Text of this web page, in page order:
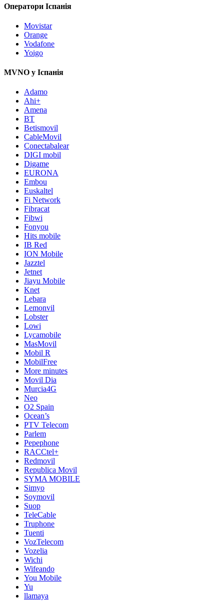
Оператори Іспанія
Movistar
Orange
Vodafone
Yoigo
MVNO у Іспанія
Adamo
Ahi+
Amena
BT
Betismovil
CableMovil
Conectabalear
DIGI mobil
Digame
EURONA
Embou
Euskaltel
Fi Network
Fibracat
Fibwi
Fonyou
Hits mobile
IB Red
ION Mobile
Jazztel
Jetnet
Jiayu Mobile
Knet
Lebara
Lemonvil
Lobster
Lowi
Lycamobile
MasMovil
Mobil R
MobilFree
More minutes
Movil Dia
Murcia4G
Neo
O2 Spain
Ocean’s
PTV Telecom
Parlem
Pepephone
RACCtel+
Redmovil
Republica Movil
SYMA MOBILE
Simyo
Soymovil
Suop
TeleCable
Truphone
Tuenti
VozTelecom
Vozelia
Wichi
Wifeando
You Mobile
Yu
llamaya